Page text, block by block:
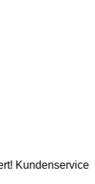
Kundenservice